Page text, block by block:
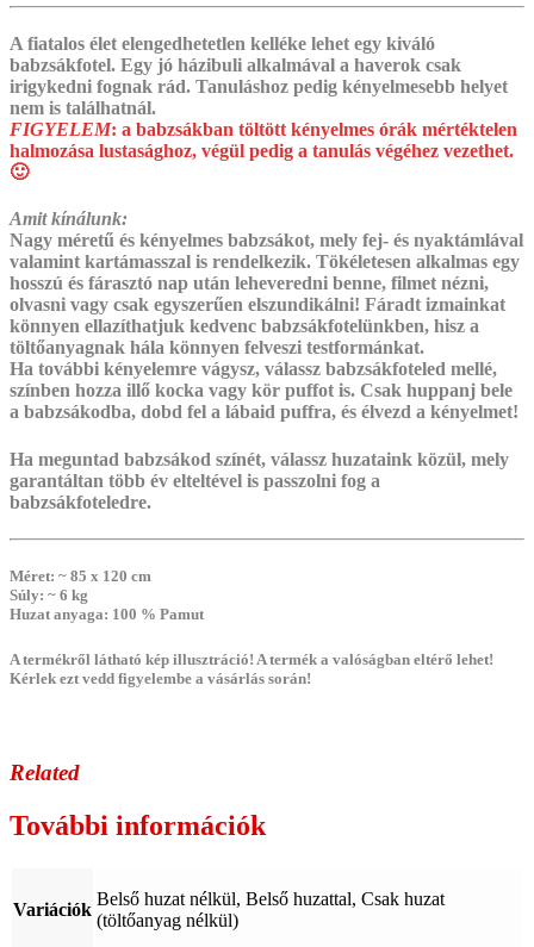
A fiatalos élet elengedhetetlen kelléke lehet egy kiváló
babzsákfotel. Egy jó házibuli alkalmával a haverok csak
irigykedni fognak rád. Tanuláshoz pedig kényelmesebb helyet
nem is találhatnál.
FIGYELEM: a babzsákban töltött kényelmes órák mértéktelen
halmozása lustasághoz, végül pedig a tanulás végéhez vezethet.
🙂
Amit kínálunk:
Nagy méretű és kényelmes babzsákot, mely fej- és nyaktámlával
valamint kartámasszal is rendelkezik. Tökéletesen alkalmas egy
hosszú és fárasztó nap után leheveredni benne, filmet nézni,
olvasni vagy csak egyszerűen elszundikálni! Fáradt izmainkat
könnyen ellazíthatjuk kedvenc babzsákfotelünkben, hisz a
töltőanyagnak hála könnyen felveszi testformánkat.
Ha további kényelemre vágysz, válassz babzsákfoteled mellé,
színben hozza illő kocka vagy kör puffot is. ‎Csak huppanj bele
a babzsákodba, dobd fel a lábaid puffra, és élvezd a kényelmet!
Ha meguntad babzsákod színét, válassz huzataink közül, mely
garantáltan több év elteltével is passzolni fog a
babzsákfoteledre.
Méret: ~ 85 x 120 cm
Súly: ~ 6 kg
Huzat anyaga: 100 % Pamut
A termékről látható kép illusztráció! A termék a valóságban eltérő lehet!
Kérlek ezt vedd figyelembe a vásárlás során!
Related
További információk
Variációk
Belső huzat nélkül, Belső huzattal, Csak huzat
(töltőanyag nélkül)